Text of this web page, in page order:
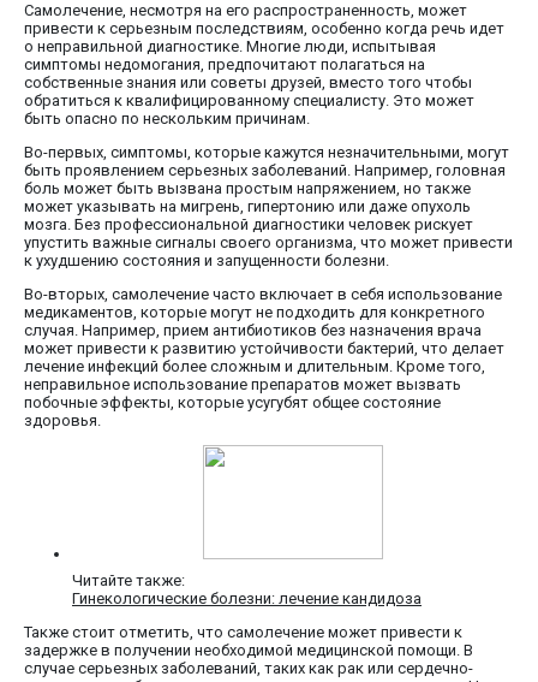
Самолечение, несмотря на его распространенность, может
привести к серьезным последствиям, особенно когда речь идет
о неправильной диагностике. Многие люди, испытывая
симптомы недомогания, предпочитают полагаться на
собственные знания или советы друзей, вместо того чтобы
обратиться к квалифицированному специалисту. Это может
быть опасно по нескольким причинам.
Во-первых, симптомы, которые кажутся незначительными, могут
быть проявлением серьезных заболеваний. Например, головная
боль может быть вызвана простым напряжением, но также
может указывать на мигрень, гипертонию или даже опухоль
мозга. Без профессиональной диагностики человек рискует
упустить важные сигналы своего организма, что может привести
к ухудшению состояния и запущенности болезни.
Во-вторых, самолечение часто включает в себя использование
медикаментов, которые могут не подходить для конкретного
случая. Например, прием антибиотиков без назначения врача
может привести к развитию устойчивости бактерий, что делает
лечение инфекций более сложным и длительным. Кроме того,
неправильное использование препаратов может вызвать
побочные эффекты, которые усугубят общее состояние
здоровья.
Читайте также:
Гинекологические болезни: лечение кандидоза
Также стоит отметить, что самолечение может привести к
задержке в получении необходимой медицинской помощи. В
случае серьезных заболеваний, таких как рак или сердечно-